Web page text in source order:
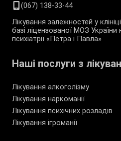
(067) 138-33-44
Лікування залежностей у
базі ліцензованої МОЗ України
психіатрії «Петра і Павла»
Наші послуги з
Лікування алкоголізму
Лікування наркоманії
Лікування психічних розладів
Лікування ігроманії